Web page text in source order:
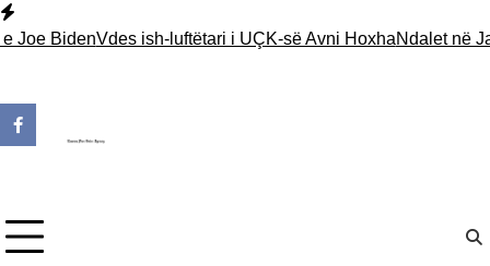
Skip
to BidenVdes ish-luftëtari i UÇK-së Avni HoxhaNdalet në